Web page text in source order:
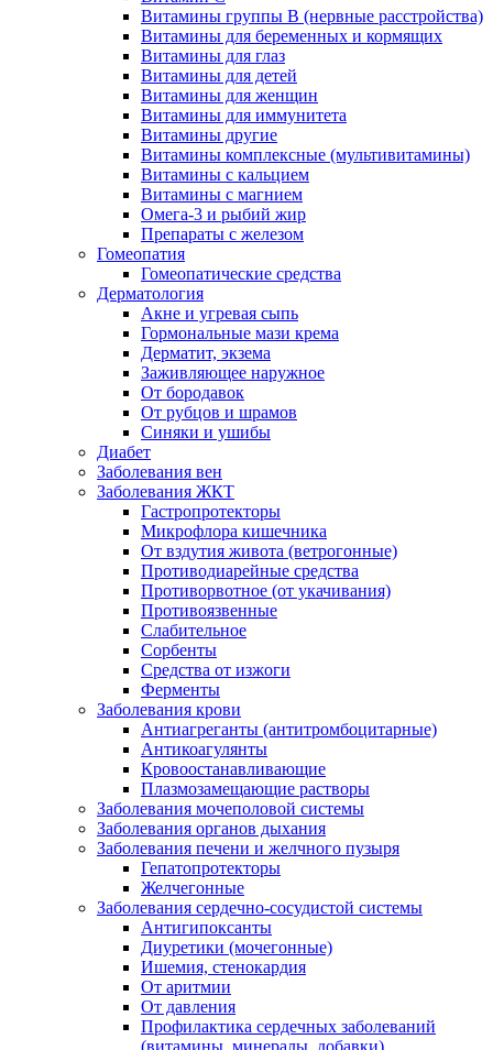
Витамины группы В (нервные расстройства)
Витамины для беременных и кормящих
Витамины для глаз
Витамины для детей
Витамины для женщин
Витамины для иммунитета
Витамины другие
Витамины комплексные (мультивитамины)
Витамины с кальцием
Витамины с магнием
Омега-3 и рыбий жир
Препараты с железом
Гомеопатия
Гомеопатические средства
Дерматология
Акне и угревая сыпь
Гормональные мази крема
Дерматит, экзема
Заживляющее наружное
От бородавок
От рубцов и шрамов
Синяки и ушибы
Диабет
Заболевания вен
Заболевания ЖКТ
Гастропротекторы
Микрофлора кишечника
От вздутия живота (ветрогонные)
Противодиарейные средства
Противорвотное (от укачивания)
Противоязвенные
Слабительное
Сорбенты
Средства от изжоги
Ферменты
Заболевания крови
Антиагреганты (антитромбоцитарные)
Антикоагулянты
Кровоостанавливающие
Плазмозамещающие растворы
Заболевания мочеполовой системы
Заболевания органов дыхания
Заболевания печени и желчного пузыря
Гепатопротекторы
Желчегонные
Заболевания сердечно-сосудистой системы
Антигипоксанты
Диуретики (мочегонные)
Ишемия, стенокардия
От аритмии
От давления
Профилактика сердечных заболеваний
(витамины, минералы, добавки)